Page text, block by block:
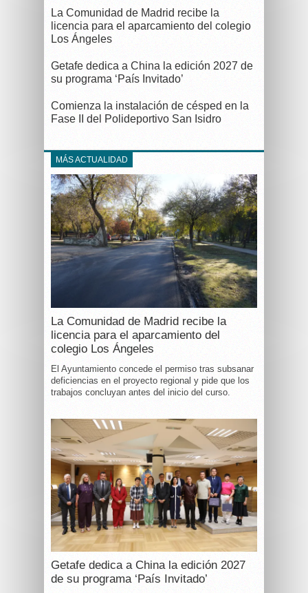
La Comunidad de Madrid recibe la
licencia para el aparcamiento del colegio
Los Ángeles
Getafe dedica a China la edición 2027 de
su programa ‘País Invitado’
Comienza la instalación de césped en la
Fase II del Polideportivo San Isidro
MÁS ACTUALIDAD
La Comunidad de Madrid recibe la
licencia para el aparcamiento del
colegio Los Ángeles
El Ayuntamiento concede el permiso tras subsanar
deficiencias en el proyecto regional y pide que los
trabajos concluyan antes del inicio del curso.
Getafe dedica a China la edición 2027
de su programa ‘País Invitado’